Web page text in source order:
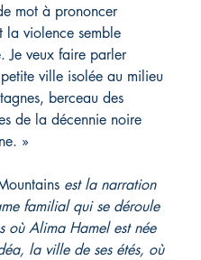
mot à prononcer
la violence semble
Je veux faire parler
ville isolée au milieu
berceau des
de la décennie noire
»
est la narration
familial qui se déroule
où Alima Hamel est née
la ville de ses étés, où